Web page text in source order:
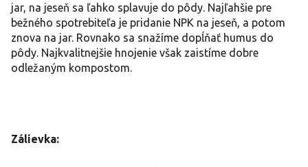
jar, na jeseň sa ľahko splavuje do pôdy. Najľahšie pre
bežného spotrebiteľa je pridanie NPK na jeseň, a potom
znova na jar. Rovnako sa snažíme dopĺňať humus do
pôdy. Najkvalitnejšie hnojenie však zaistíme dobre
odležaným kompostom.
Zálievka: